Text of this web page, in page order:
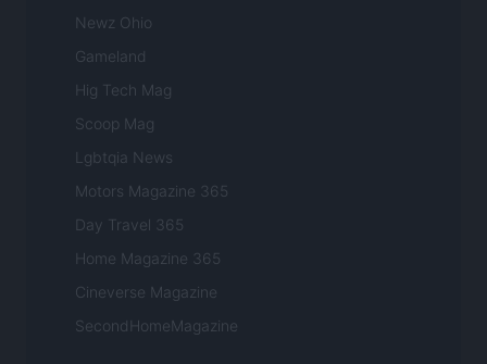
Newz Ohio
Gameland
Hig Tech Mag
Scoop Mag
Lgbtqia News
Motors Magazine 365
Day Travel 365
Home Magazine 365
Cineverse Magazine
SecondHomeMagazine